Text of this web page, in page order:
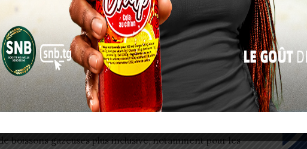
gamme sans alcool regroupée sous la marque
Chap.
: un fidèle consommateur remporte une voiture BAIC de
occupe une place stratégique. Son positionnement
fruité attractif, un conditionnement adapté (33 cl, 50 cl
rester accessible au plus grand nombre. L’objectif est
boissons gazeuses plus inclusive, notamment pour les